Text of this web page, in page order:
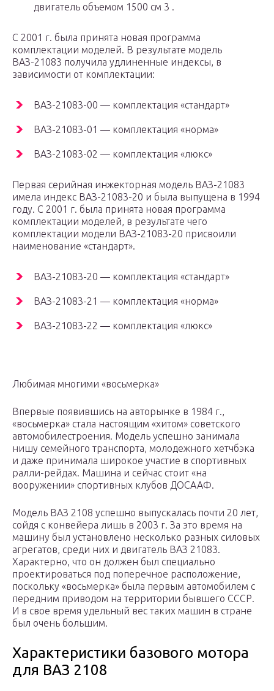
двигатель объемом 1500 см 3 .
С 2001 г. была принята новая программа
комплектации моделей. В результате модель
ВАЗ-21083 получила удлиненные индексы, в
зависимости от комплектации:
ВАЗ-21083-00 — комплектация «стандарт»
ВАЗ-21083-01 — комплектация «норма»
ВАЗ-21083-02 — комплектация «люкс»
Первая серийная инжекторная модель ВАЗ-21083
имела индекс ВАЗ-21083-20 и была выпущена в 1994
году. С 2001 г. была принята новая программа
комплектации моделей, в результате чего
комплектации модели ВАЗ-21083-20 присвоили
наименование «стандарт».
ВАЗ-21083-20 — комплектация «стандарт»
ВАЗ-21083-21 — комплектация «норма»
ВАЗ-21083-22 — комплектация «люкс»
Любимая многими «восьмерка»
Впервые появившись на авторынке в 1984 г.,
«восьмерка» стала настоящим «хитом» советского
автомобилестроения. Модель успешно занимала
нишу семейного транспорта, молодежного хетчбэка
и даже принимала широкое участие в спортивных
ралли-рейдах. Машина и сейчас стоит «на
вооружении» спортивных клубов ДОСААФ.
Модель ВАЗ 2108 успешно выпускалась почти 20 лет,
сойдя с конвейера лишь в 2003 г. За это время на
машину был установлено несколько разных силовых
агрегатов, среди них и двигатель ВАЗ 21083.
Характерно, что он должен был специально
проектироваться под поперечное расположение,
поскольку «восьмерка» была первым автомобилем с
передним приводом на территории бывшего СССР.
И в свое время удельный вес таких машин в стране
был очень большим.
Характеристики базового мотора
для ВАЗ 2108